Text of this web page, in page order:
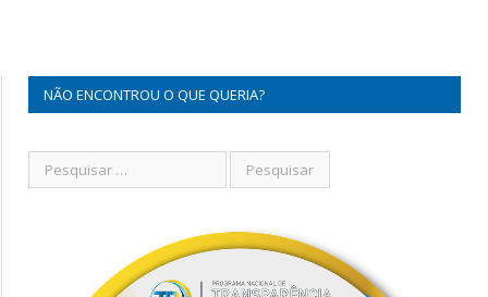
NÃO ENCONTROU O QUE QUERIA?